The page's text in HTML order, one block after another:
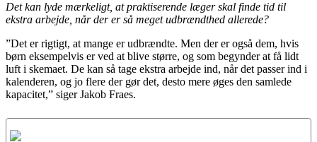
Det kan lyde mærkeligt, at praktiserende læger skal finde tid til
ekstra arbejde, når der er så meget udbrændthed allerede?
”Det er rigtigt, at mange er udbrændte. Men der er også dem, hvis
børn eksempelvis er ved at blive større, og som begynder at få lidt
luft i skemaet. De kan så tage ekstra arbejde ind, når det passer ind i
kalenderen, og jo flere der gør det, desto mere øges den samlede
kapacitet,” siger Jakob Fraes.